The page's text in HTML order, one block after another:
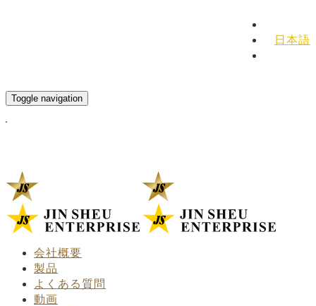
日本語
Toggle navigation
会社概要
製品
よくある質問
動画